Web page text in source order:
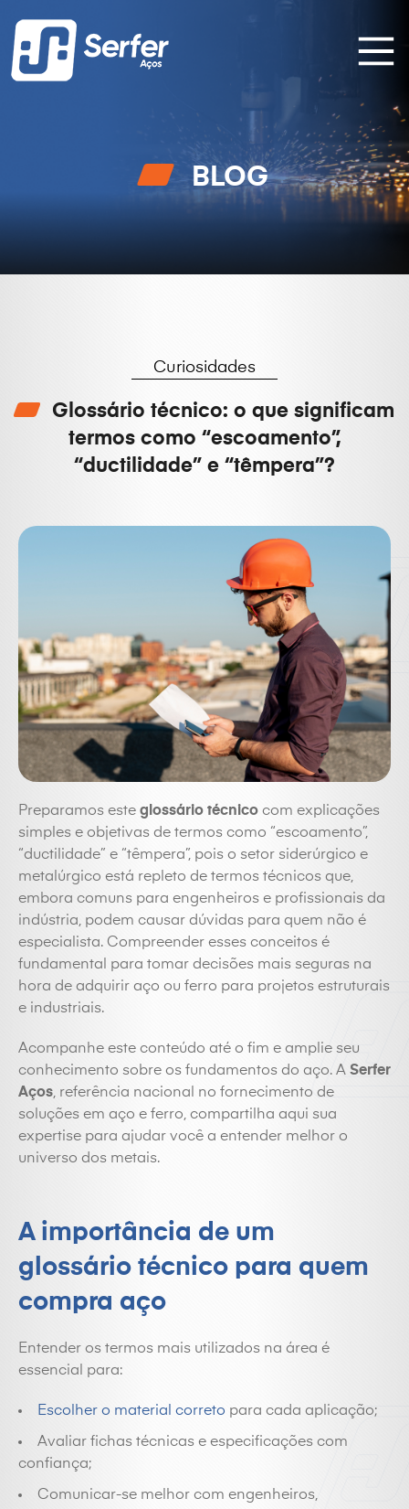
BLOG
Curiosidades
Glossário técnico: o que significam
termos como “escoamento”,
“ductilidade” e “têmpera”?
Preparamos este glossário técnico com explicações
simples e objetivas de termos como “escoamento”,
“ductilidade” e “têmpera”, pois o setor siderúrgico e
metalúrgico está repleto de termos técnicos que,
embora comuns para engenheiros e profissionais da
indústria, podem causar dúvidas para quem não é
especialista. Compreender esses conceitos é
fundamental para tomar decisões mais seguras na
hora de adquirir aço ou ferro para projetos estruturais
e industriais.
Acompanhe este conteúdo até o fim e amplie seu
conhecimento sobre os fundamentos do aço. A Serfer
Aços, referência nacional no fornecimento de
soluções em aço e ferro, compartilha aqui sua
expertise para ajudar você a entender melhor o
universo dos metais.
A importância de um
glossário técnico para quem
compra aço
Entender os termos mais utilizados na área é
essencial para:
Escolher o material correto para cada aplicação;
Avaliar fichas técnicas e especificações com
confiança;
Comunicar-se melhor com engenheiros,